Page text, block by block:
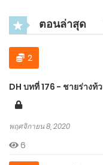
ตอนล่าสุด
2
DH บทที่ 176 - ชายร่าง
พฤศจิกายน 8, 2020
6